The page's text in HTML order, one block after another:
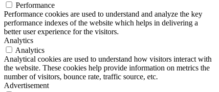
Performance
Performance cookies are used to understand and analyze the key
performance indexes of the website which helps in delivering a
better user experience for the visitors.
Analytics
Analytics
Analytical cookies are used to understand how visitors interact with
the website. These cookies help provide information on metrics the
number of visitors, bounce rate, traffic source, etc.
Advertisement